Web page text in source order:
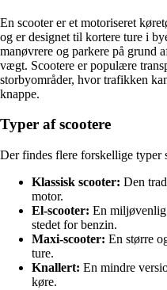
En scooter er et motoriseret
og er designet til kortere ture i
manøvrere og parkere på grund
vægt. Scootere er populære
storbyområder, hvor trafikken
knappe.
Typer af scootere
Der findes flere forskellige typer
Klassisk scooter: Den
motor.
El-scooter: En
stedet for benzin.
Maxi-scooter: En større
ture.
Knallert: En mindre
køre.